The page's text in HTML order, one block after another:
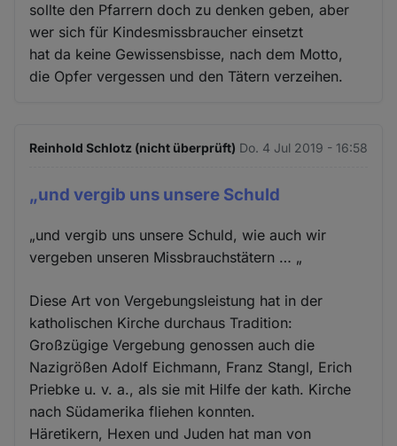
sollte den Pfarrern doch zu denken geben, aber
wer sich für Kindesmissbraucher einsetzt
hat da keine Gewissensbisse, nach dem Motto,
die Opfer vergessen und den Tätern verzeihen.
Reinhold Schlotz (nicht überprüft) Do. 4 Jul 2019 - 16:58
„und vergib uns unsere Schuld
„und vergib uns unsere Schuld, wie auch wir
vergeben unseren Missbrauchstätern … „
Diese Art von Vergebungsleistung hat in der
katholischen Kirche durchaus Tradition:
Großzügige Vergebung genossen auch die
Nazigrößen Adolf Eichmann, Franz Stangl, Erich
Priebke u. v. a., als sie mit Hilfe der kath. Kirche
nach Südamerika fliehen konnten.
Häretikern, Hexen und Juden hat man von